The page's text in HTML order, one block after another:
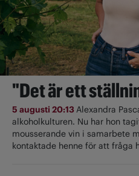
"Det är ett
5 augusti 20:13Alexandra
alkoholkulturen. Nu har hon
mousserande vin i samarbete
kontaktade henne för att fråga